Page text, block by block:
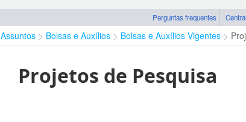
Perguntas frequentes
Assuntos Bolsas e Auxílios Bolsas e Auxílios Vigentes
Projetos de Pesquisa